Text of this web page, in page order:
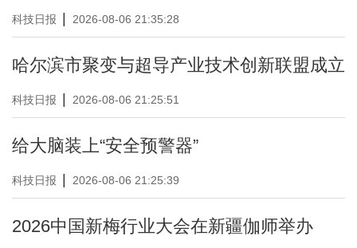
科技日报 2026-08-06 21:35:28
哈尔滨市聚变与超导产业技术创新联盟成立
科技日报 2026-08-06 21:25:51
给大脑装上“安全预警器”
科技日报 2026-08-06 21:25:39
2026中国新梅行业大会在新疆伽师举办